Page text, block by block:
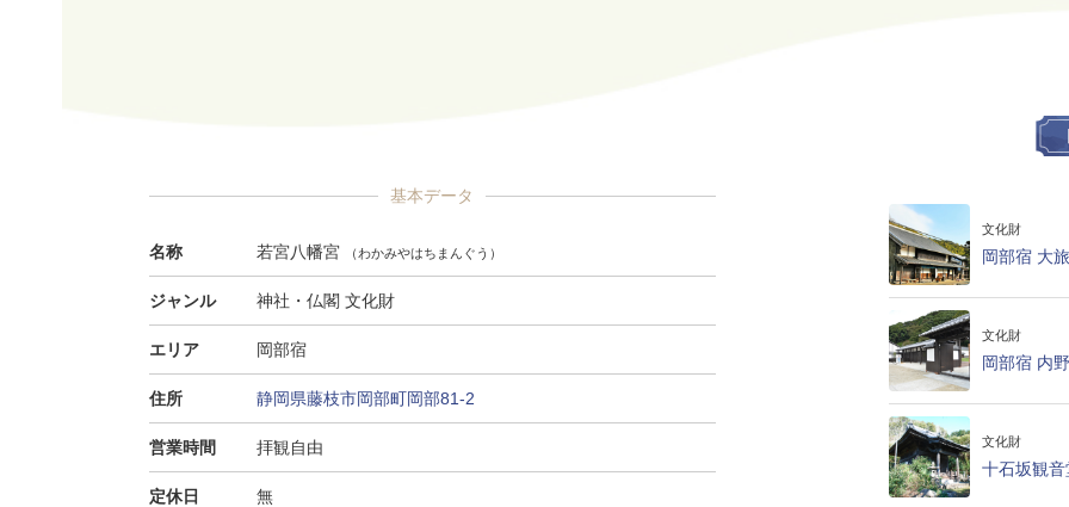
基本データ
名称 若宮八幡宮 （わかみやはちまんぐう）
ジャンル 神社・仏閣 文化財
エリア 岡部宿
住所 静岡県藤枝市岡部町岡部81-2
営業時間 拝観自由
定休日 無
文化財
岡部宿 大
文化財
岡部宿 内
文化財
十石坂観音